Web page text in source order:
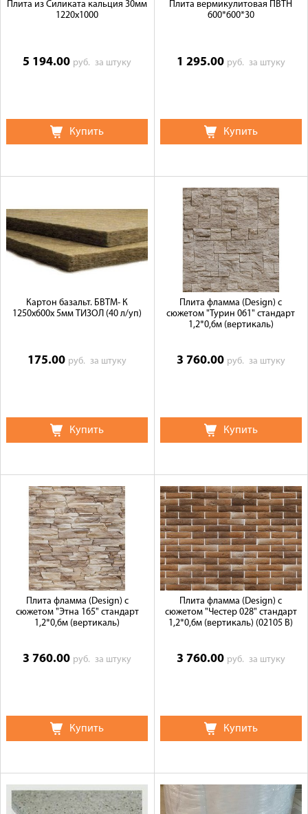
Плита из Силиката кальция 30мм
1220x1000
5 194.00 руб.за штуку
Купить
Плита вермикулитовая ПВТН
600*600*30
1 295.00 руб. за штуку
Купить
Картон базальт. БВТМ- К
1250х600х 5мм ТИЗОЛ (40 л/уп)
175.00 руб.за штуку
Купить
Плита фламма (Design) c
сюжетом "Турин 061" стандарт
1,2*0,6м (вертикаль)
3 760.00 руб. за штуку
Купить
Плита фламма (Design) c
сюжетом "Этна 165" стандарт
1,2*0,6м (вертикаль)
3 760.00 руб.за штуку
Купить
Плита фламма (Design) c
сюжетом "Честер 028" стандарт
1,2*0,6м (вертикаль) (02105 В)
3 760.00 руб. за штуку
Купить